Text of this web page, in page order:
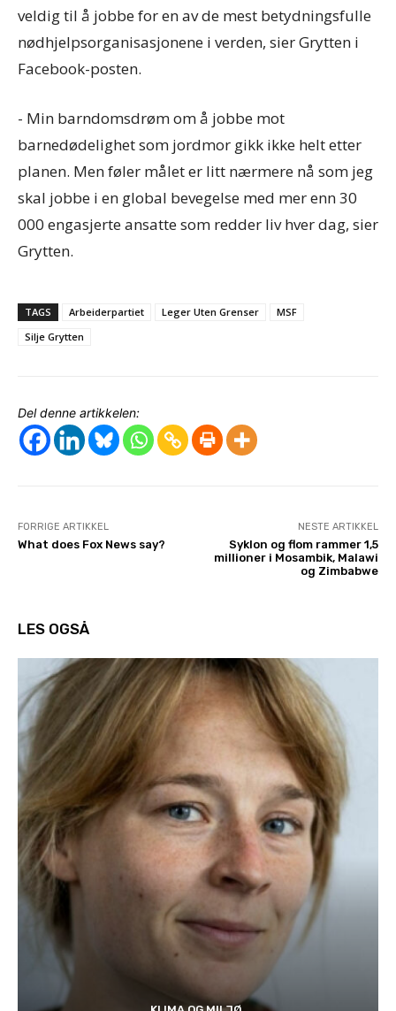
veldig til å jobbe for en av de mest betydningsfulle
nødhjelpsorganisasjonene i verden, sier Grytten i
Facebook-posten.
- Min barndomsdrøm om å jobbe mot
barnedødelighet som jordmor gikk ikke helt etter
planen. Men føler målet er litt nærmere nå som jeg
skal jobbe i en global bevegelse med mer enn 30
000 engasjerte ansatte som redder liv hver dag, sier
Grytten.
TAGS Arbeiderpartiet Leger Uten Grenser
MSF
Silje Grytten
Del denne artikkelen:
FORRIGE ARTIKKEL
What does Fox News say?
NESTE ARTIKKEL
Syklon og flom rammer 1,5
millioner i Mosambik, Malawi
og Zimbabwe
LES OGSÅ